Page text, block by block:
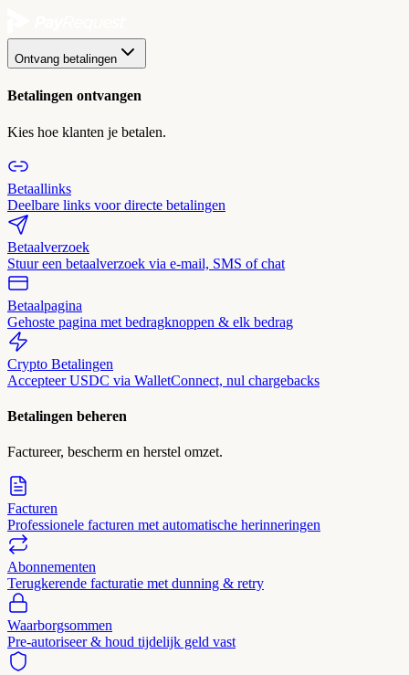
Ontvang betalingen
Betalingen ontvangen
Kies hoe klanten je betalen.
Betaallinks
Deelbare links voor directe betalingen
Betaalverzoek
Stuur een betaalverzoek via e-mail, SMS of chat
Betaalpagina
Gehoste pagina met bedragknoppen & elk bedrag
Crypto Betalingen
Accepteer USDC via WalletConnect, nul chargebacks
Betalingen beheren
Factureer, bescherm en herstel omzet.
Facturen
Professionele facturen met automatische herinneringen
Abonnementen
Terugkerende facturatie met dunning & retry
Waarborgsommen
Pre-autoriseer & houd tijdelijk geld vast